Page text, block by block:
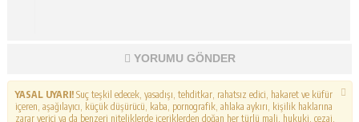
YORUMU GÖNDER
YASAL UYARI!Suç teşkil edecek, yasadışı, tehditkar, rahatsız edici, hakaret ve küfür
içeren, aşağılayıcı, küçük düşürücü, kaba, pornografik, ahlaka aykırı, kişilik haklarına
zarar verici ya da benzeri niteliklerde içeriklerden doğan her türlü mali, hukuki, cezai,